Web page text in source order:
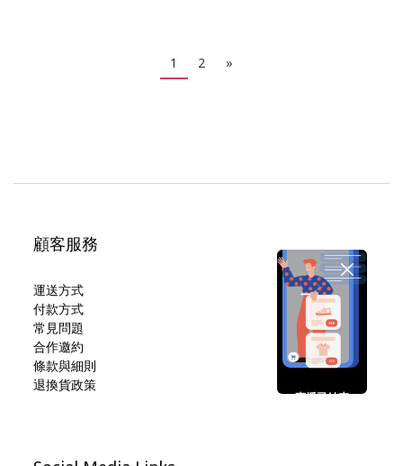
1 2 »
顧客服務
運送方式
付款方式
常見問題
合作邀約
條款與細則
退換貨政策
直播已結束